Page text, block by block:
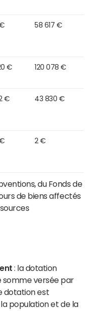
58 617 €
€ 120 078 €
€ 43 830 €
2 €
du Fonds de
de biens affectés
: la dotation
somme versée par
dotation est
population et de la